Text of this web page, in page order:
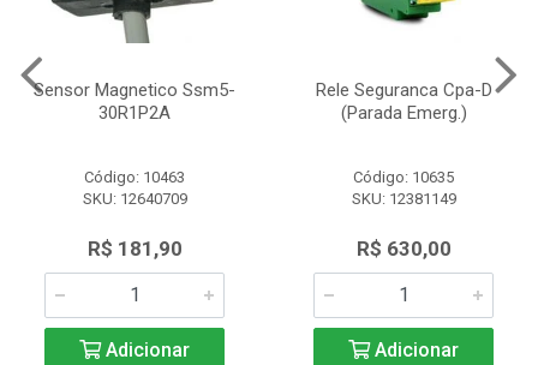
Sensor Magnetico Ssm5-
30R1P2A
Código: 10463
SKU: 12640709
R$ 181,90
Adicionar
Rele Seguranca Cpa-D
(Parada Emerg.)
Código: 10635
SKU: 12381149
R$ 630,00
Adicionar